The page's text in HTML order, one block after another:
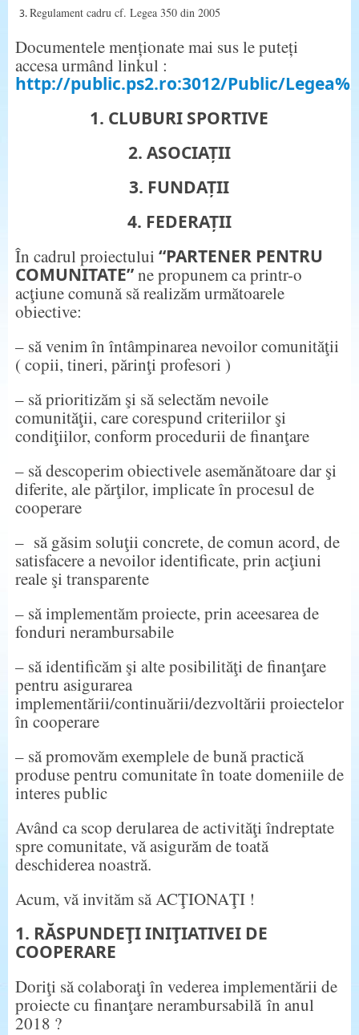
Regulament cadru cf. Legea 350 din 2005
Documentele menționate mai sus le puteți
accesa urmând linkul :
http://public.ps2.ro:3012/Public/
1. CLUBURI SPORTIVE
2. ASOCIAȚII
3. FUNDAȚII
4. FEDERAȚII
În cadrul proiectului “PARTENER PENTRU
COMUNITATE”ne propunem ca printr-o
acţiune comună să realizăm următoarele
obiective:
– să venim în întâmpinarea nevoilor comunităţii
( copii, tineri, părinţi profesori )
– să prioritizăm şi să selectăm nevoile
comunităţii, care corespund criteriilor şi
condiţiilor, conform procedurii de finanţare
– să descoperim obiectivele asemănătoare dar şi
diferite, ale părţilor, implicate în procesul de
cooperare
– să găsim soluţii concrete, de comun acord, de
satisfacere a nevoilor identificate, prin acţiuni
reale şi transparente
– să implementăm proiecte, prin aceesarea de
fonduri nerambursabile
– să identificăm şi alte posibilităţi de finanţare
pentru asigurarea
implementării/continuării/dezvoltării proiectelor
în cooperare
– să promovăm exemplele de bună practică
produse pentru comunitate în toate domeniile de
interes public
Având ca scop derularea de activităţi îndreptate
spre comunitate, vă asigurăm de toată
deschiderea noastră.
Acum, vă invităm să ACŢIONAŢI !
1. RĂSPUNDEŢI INIŢIATIVEI DE
COOPERARE
Doriţi să colaboraţi în vederea implementării de
proiecte cu finanţare nerambursabilă în anul
2018 ?